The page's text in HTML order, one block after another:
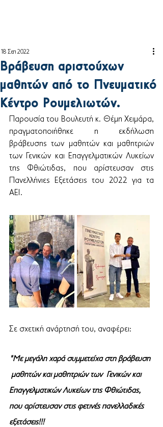
Βράβευση αριστούχων
μαθητών από το Πνευματικό
Κέντρο Ρουμελιωτών.
18 Σεπ 2022
Παρουσία του Βουλευτή κ. Θέμη Χειμάρα,
πραγματοποιήθηκε η εκδήλωση
βράβευσης των μαθητών και μαθητριών
των Γενικών και Επαγγελματικών Λυκείων
της Φθιώτιδας, που αρίστευσαν στις
Πανελλήνιες Εξετάσεις του 2022 για τα
ΑΕΙ.
Σε σχετική ανάρτησή του, αναφέρει:
"Με μεγάλη χαρά συμμετείχα στη βράβευση
μαθητών και μαθητριών των  Γενικών και
Επαγγελματικών Λυκείων της Φθιώτιδας,
που αρίστευσαν στις φετινές πανελλαδικές
εξετάσεις!!!